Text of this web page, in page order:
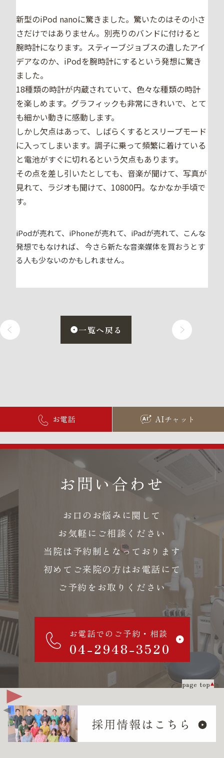
新型のiPod nanoに驚きました。驚いたのはその小さ
さだけではありません。別売りのバンドに付けると
腕時計になります。スティーブジョブスの遺したアイ
デアなのか、iPodを腕時計にするという発想に驚き
ました。
18種類の時計が内蔵されていて、色々な種類の時計
を楽しめます。グラフィックも非常にきれいで、とて
も細かい動きに感動します。
しかし欠点はあって、しばらくするとスリープモード
に入ってしまいます。調子に乗って頻繁に着けている
と電池がすぐに切れるという欠点もあります。
その点を差し引いたとしても、音楽が聞けて、写真が
見れて、ラジオも聞けて、10800円。なかなか手頃で
す。
iPodが売れて、iPhoneが売れて、iPadが売れて、こんな
発想でもなければ、 今さら新たな音楽媒体を買おうとす
る人も少ないのかもしれません。
一覧へ戻る
お電話 AIチャット
お問い合わせ
お口のお悩みに関して
お気軽にご相談ください
当院は予約制となっております
初めてご来院の方はお電話にて
ご予約をお取りください
お電話でのご予約・相談
04-2948-3520
page top